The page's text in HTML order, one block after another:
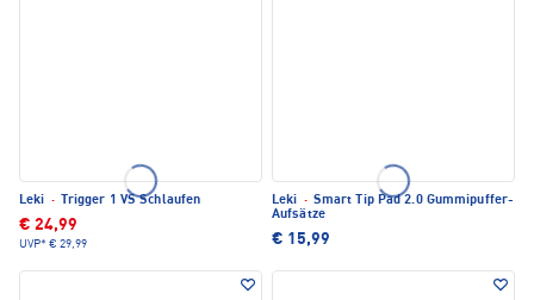
Leki · Trigger 1 VS Schlaufen
€ 24,99
UVP* € 29,99
Leki · Smart Tip Pad 2.0 Gummipuffer-
Aufsätze
€ 15,99